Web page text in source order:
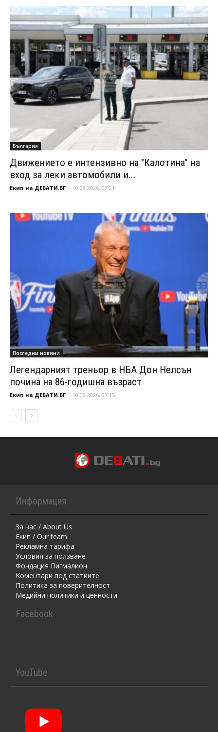
България
Движението е интензивно на "Калотина" на
вход за леки автомобили и...
Екип на ДЕБАТИ.БГ - 10.08.2026, 07:21
Последни новини
Легендарният треньор в НБА Дон Нелсън
почина на 86-годишна възраст
Екип на ДЕБАТИ.БГ - 10.08.2026, 07:15
Информация
За нас / About Us
Екип / Our team
Рекламна тарифа
Условия за ползване
Фондация Пигмалион
Kоментaри под статиите
Политика за поверителност
Медийни политики и ценности
Facebook
YouTube